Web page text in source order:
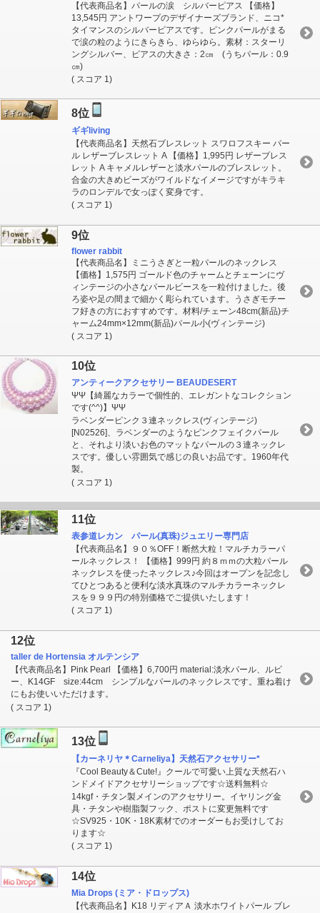
【代表商品名】パールの涙 シルバーピアス 【価格】
13,545円 アントワープのデザイナーズブランド、ニコ*
タイマンスのシルバーピアスです。ピンクパールがまる
で涙の粒のようにきらきら、ゆらゆら。素材：スターリ
ングシルバー、ピアスの大きさ：2㎝ (うちパール：0.9
㎝)
( スコア 1)
8位
ギギliving
【代表商品名】天然石ブレスレット スワロフスキー パー
ル レザーブレスレット A 【価格】1,995円 レザーブレス
レット A キャメルレザーと淡水パールのブレスレット。
合金の大きめビーズがワイルドなイメージですがキラキ
ラのロンデルで女っぽく変身です。
( スコア 1)
9位
flower rabbit
【代表商品名】ミニうさぎと一粒パールのネックレス
【価格】1,575円 ゴールド色のチャームとチェーンにヴ
ィンテージの小さなパールビースを一粒付けました。後
ろ姿や足の間まで細かく彫られています。うさぎモチー
フ好きの方におすすめです。材料/チェーン48cm(新品)チ
ャーム24mm×12mm(新品)パール小(ヴィンテージ)
( スコア 1)
10位
アンティークアクセサリー BEAUDESERT
ΨΨ【綺麗なカラーで個性的、エレガントなコレクション
です(^^)】ΨΨ
ラベンダーピンク３連ネックレス(ヴィンテージ)
[N02526]、ラベンダーのようなピンクフェイクパール
と、それより淡いお色のマットなパールの３連ネックレ
スです。優しい雰囲気で感じの良いお品です。1960年代
製。
( スコア 1)
11位
表参道レカン パール(真珠)ジュエリー専門店
【代表商品名】９０％OFF！断然大粒！マルチカラーパ
ールネックレス！ 【価格】999円 約８ｍｍの大粒パール
ネックレスを使ったネックレス♪今回はオープンを記念し
てひとつあると便利な淡水真珠のマルチカラーネックレ
スを９９９円の特別価格でご提供いたします！
( スコア 1)
12位
taller de Hortensia オルテンシア
【代表商品名】Pink Pearl 【価格】6,700円 material:淡水パール、ルビ
ー、K14GF size:44cm シンプルなパールのネックレスです。重ね着け
にもお使いいただけます。
( スコア 1)
13位
【カーネリヤ＊Carneliya】天然石アクセサリー*
『Cool Beauty＆Cute!』クールで可愛い上質な天然石ハ
ンドメイドアクセサリーショップです☆送料無料☆
14kgf・チタン製メインのアクセサリー。イヤリング金
具・チタンや樹脂製フック、ポストに変更無料です
☆SV925・10K・18K素材でのオーダーもお受けしてお
ります☆
( スコア 1)
14位
Mia Drops (ミア・ドロップス)
【代表商品名】K18 リディアＡ 淡水ホワイトパール ブレ